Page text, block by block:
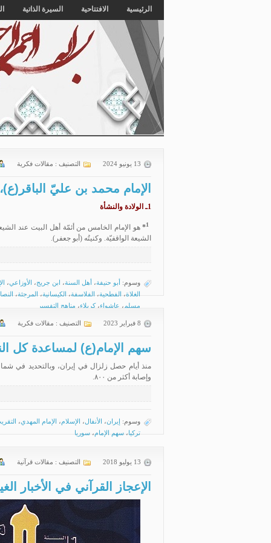
الرئيسية الافتتاحية السيرة الذاتية
13 يونيو 2024 التصنيف : مقالات فكرية
الإمام محمد بن عليّ
1ـ الولادة والنشأة
1
*هو الإمام الخامس من أئمّة أهل البيت عند
الشيعة الواقفيّة. وكنيتُه (أبو جعفر).
وسوم: أبو حنيفة، أهل السنة، ابن جريج، الأوزاعي،
الغلاة، الفطحية، الفلاسفة، الكيسانية، المرجئة،
مسلم ، عاشواء،كربلاء، مناهج التفسير
8 فبراير 2023 التصنيف : مقالات فكرية
سهم الإمام(ع) لمساعدة كل
وإصابة أكثر من ٨٠٠.
وسوم: إيران، الأنفال، الإسلام، الإمام المهدي،
تركيا، سهم الإمام، سوريا
13 يوليو 2018 التصنيف : مقالات قرآنية
الإعجاز القرآني في الأخبار